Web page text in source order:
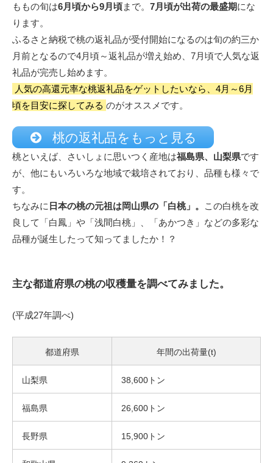
ももの旬は6月頃から9月頃まで。 7月頃が出荷の最盛期にな
ります。
ふるさと納税で桃の返礼品が受付開始になるのは旬の約三か
月前となるので4月頃～返礼品が増え始め、7月頃で人気な返
礼品が完売し始めます。
人気の高還元率な桃返礼品をゲットしたいなら、4月～6月
頃を目安に探してみる のがオススメです。
桃の返礼品をもっと見る
桃といえば、さいしょに思いつく産地は福島県、山梨県です
が、他にもいろいろな地域で栽培されており、品種も様々で
す。
ちなみに 日本の桃の元祖は岡山県の「白桃」。
この白桃を改
良して「白鳳」や「浅間白桃」、「あかつき」などの多彩な
品種が誕生したって知ってましたか！？
主な都道府県の桃の収穫量を調べてみました。
(平成27年調べ)
都道府県 年間の出荷量(t)
山梨県 38,600トン
福島県 26,600トン
長野県 15,900トン